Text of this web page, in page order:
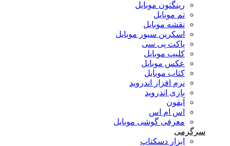
رینگتون موبایل
تم موبایل
نقشه موبایل
اسکرین سیور موبایل
پاکت پی سی
کلیپ موبایل
عکس موبایل
کتاب موبایل
نرم افزار اندروید
بازی اندروید
آیفون
اس ام اس
معرفی گوشی موبایل
سرگرمی
ابزار دسکتاپ